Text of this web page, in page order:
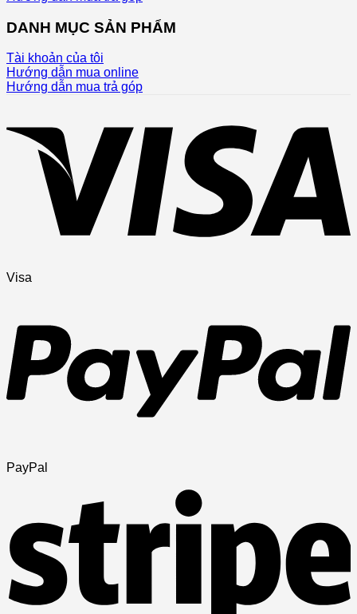
DANH MỤC SẢN PHẨM
Tài khoản của tôi
Hướng dẫn mua online
Hướng dẫn mua trả góp
Visa
PayPal